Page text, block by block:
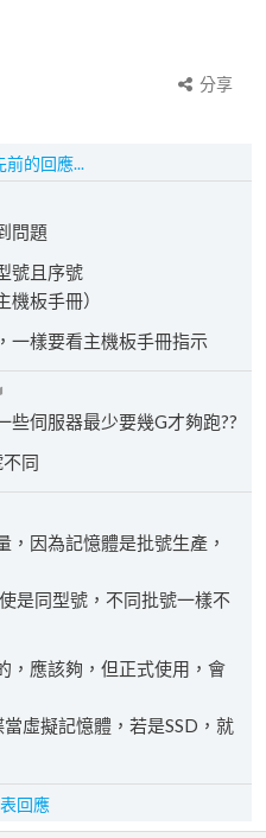
分享
前的回應...
問題
號且序號
機板手冊）
一樣要看主機板手冊指示
些伺服器最少要幾G才夠跑??
同
因為記憶體是批號生產，
是同型號，不同批號一樣不
，應該夠，但正式使用，會
虛擬記憶體，若是SSD，就
回應